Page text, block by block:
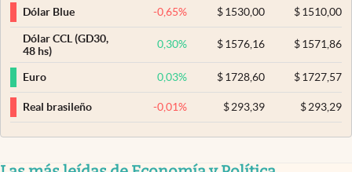
Dólar Blue -0,65% $ 1530,00 $1510,00
Dólar CCL (GD30,
48 hs)
0,30% $ 1576,16 $1571,86
Euro 0,03% $ 1728,60 $1727,57
Real brasileño -0,01% $ 293,39 $293,29